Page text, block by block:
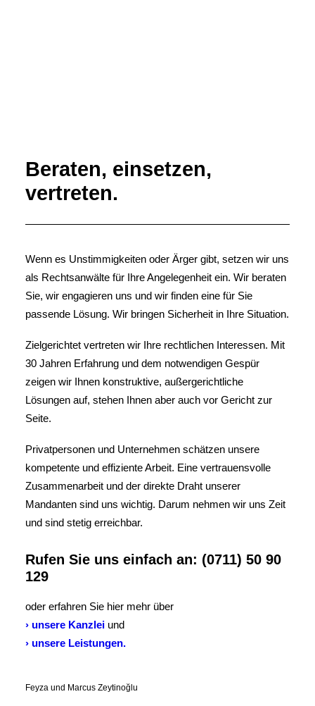
Beraten, einsetzen,
vertreten.
Wenn es Unstimmigkeiten oder Ärger gibt, setzen wir uns
als Rechtsanwälte für Ihre Angelegenheit ein. Wir beraten
Sie, wir engagieren uns und wir finden eine für Sie
passende Lösung. Wir bringen Sicherheit in Ihre Situation.
Zielgerichtet vertreten wir Ihre rechtlichen Interessen. Mit
30 Jahren Erfahrung und dem notwendigen Gespür
zeigen wir Ihnen konstruktive, außergerichtliche
Lösungen auf, stehen Ihnen aber auch vor Gericht zur
Seite.
Privatpersonen und Unternehmen schätzen unsere
kompetente und effiziente Arbeit. Eine vertrauensvolle
Zusammenarbeit und der direkte Draht unserer
Mandanten sind uns wichtig. Darum nehmen wir uns Zeit
und sind stetig erreichbar.
Rufen Sie uns einfach an: (0711) 50 90
129
oder erfahren Sie hier mehr über
› unsere Kanzlei und
› unsere Leistungen.
Feyza und Marcus Zeytinoğlu